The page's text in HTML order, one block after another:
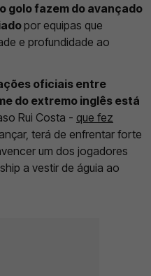
golo fazem do avançado
por equipas que
e profundidade ao
oficiais entre
do extremo inglês está
Rui Costa - que fez
terá de enfrentar forte
um dos jogadores
a vestir de águia ao